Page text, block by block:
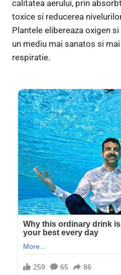
calitatea aerului, prin
toxice si reducerea
Plantele elibereaza oxigen
un mediu mai sanatos si
respiratie.